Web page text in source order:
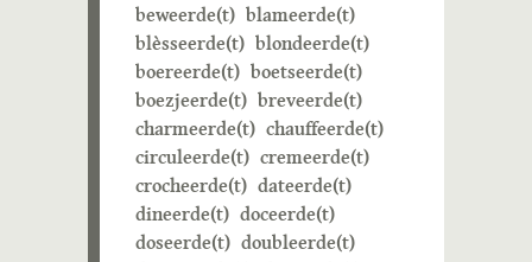
beweerde(t) blameerde(t)
blèsseerde(t) blondeerde(t)
boereerde(t) boetseerde(t)
boezjeerde(t) breveerde(t)
charmeerde(t) chauffeerde(t)
circuleerde(t) cremeerde(t)
crocheerde(t) dateerde(t)
dineerde(t) doceerde(t)
doseerde(t) doubleerde(t)